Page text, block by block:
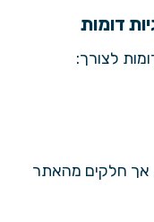
לצורך:
אך חלקים מהאתר